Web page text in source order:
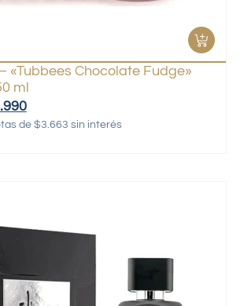
«Tubbees Chocolate Fudge»
ml
de $3.663 sin interés